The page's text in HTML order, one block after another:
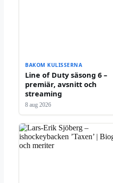
BAKOM KULISSERNA
Line of Duty säsong 6 –
premiär, avsnitt och
streaming
8 aug 2026